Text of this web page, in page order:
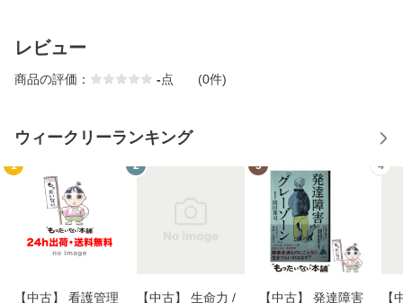
レビュー
商品の評価： -点 (0件)
ウィークリーランキング
1
【中古】 看護管理
2
【中古】 生命力 /
3
【中古】 発達障害
4
【